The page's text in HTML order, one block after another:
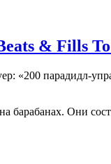
& Fills
«200 парадидл-
Они